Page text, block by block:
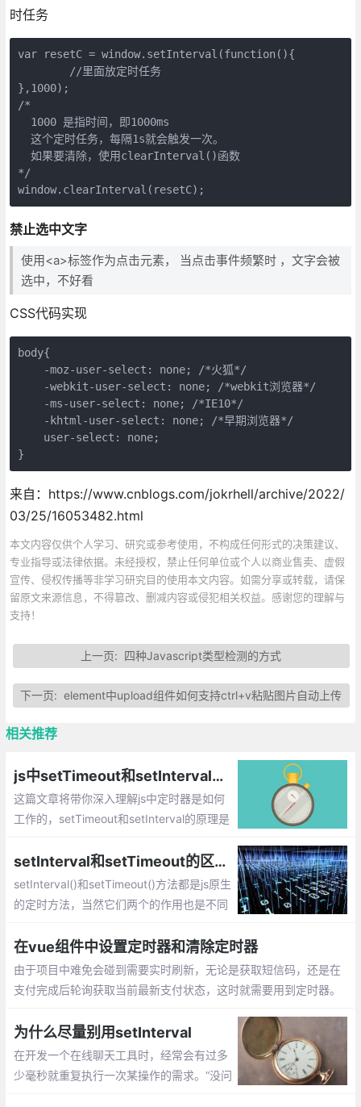
时任务
var resetC = window.setInterval(function(){
	//里面放定时任务
},1000);
/*
  1000 是指时间，即1000ms
  这个定时任务，每隔1s就会触发一次。
  如果要清除，使用clearInterval()函数
*/
window.clearInterval(resetC);
禁止选中文字
使用<a>标签作为点击元素， 当点击事件频繁时 ，文字会被
选中，不好看
CSS代码实现
body{
    -moz-user-select: none; /*火狐*/
    -webkit-user-select: none; /*webkit浏览器*/
    -ms-user-select: none; /*IE10*/
    -khtml-user-select: none; /*早期浏览器*/
    user-select: none;
}
来自：https://www.cnblogs.com/jokrhell/archive/2022/
03/25/16053482.html
本文内容仅供个人学习、研究或参考使用，不构成任何形式的决策建议、
专业指导或法律依据。未经授权，禁止任何单位或个人以商业售卖、虚假
宣传、侵权传播等非学习研究目的使用本文内容。如需分享或转载，请保
留原文来源信息，不得篡改、删减内容或侵犯相关权益。感谢您的理解与
支持！
上一页: 四种Javascript类型检测的方式
下一页:element中upload组件如何支持ctrl+v粘贴图片自动上传
相关推荐
js中setTimeout和setInterval的深入理解：它们之间的区别，原理，“异步“等
这篇文章将带你深入理解js中定时器是如何
工作的，setTimeout和setInterval的原理是
setInterval和setTimeout的区别以及setInterval越来越快问题的解决方法
setInterval()和setTimeout()方法都是js原生
的定时方法，当然它们两个的作用也是不同
发现了setInterval()非常令人抓狂的问题，
那就是用setInterval()做的定时滚动会随着
浏览器页面切换变得无法控制！为什么会说
在vue组件中设置定时器和清除定时器
由于项目中难免会碰到需要实时刷新，无论是获取短信码，还是在
支付完成后轮询获取当前最新支付状态，这时就需要用到定时器。
用卡死的情况
为什么尽量别用setInterval
在开发一个在线聊天工具时，经常会有过多
少毫秒就重复执行一次某操作的需求。“没问